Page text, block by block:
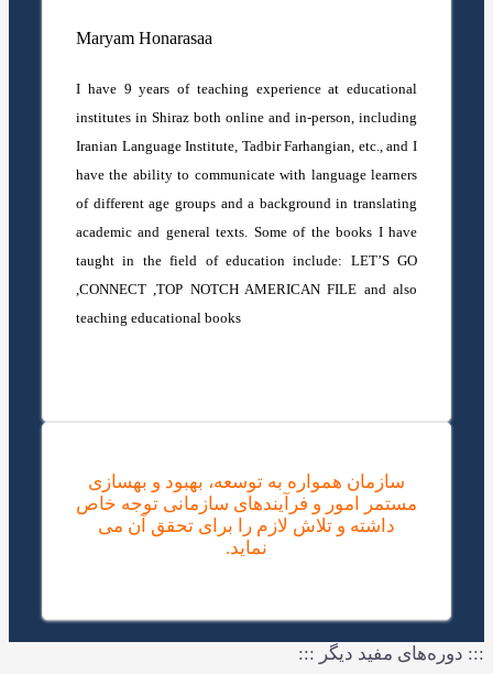
Maryam Honarasaa
I have 9 years of teaching experience at educational
institutes in Shiraz both online and in-person, including
Iranian Language Institute, Tadbir Farhangian, etc., and I
have the ability to communicate with language learners
of different age groups and a background in translating
academic and general texts. Some of the books I have
taught in the field of education include: LET’S GO
,CONNECT ,TOP NOTCH AMERICAN FILE and also
teaching educational books
سازمان همواره به توسعه، بهبود و بهسازی
مستمر امور و فرآیندهای سازمانی توجه خاص
داشته و تلاش لازم را برای تحقق آن می
نماید.
::: دوره‌های مفید دیگر :::